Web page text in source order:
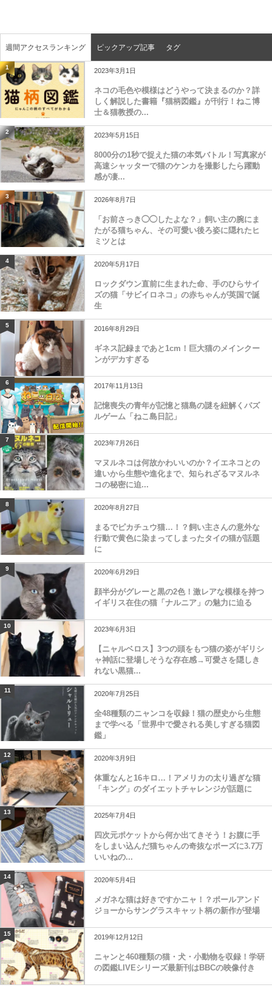
週間アクセスランキング ピックアップ記事 タグ
1 2023年3月1日
ネコの毛色や模様はどうやって決まるのか？詳
しく解説した書籍『猫柄図鑑』が刊行！ねこ博
士＆猫教授の...
2 2023年5月15日
8000分の1秒で捉えた猫の本気バトル！写真家が
高速シャッターで猫のケンカを撮影したら躍動
感が凄...
3 2026年8月7日
「お前さっき◯◯したよな？」飼い主の腕にま
たがる猫ちゃん、その可愛い後ろ姿に隠れたヒ
ミツとは
4 2020年5月17日
ロックダウン直前に生まれた命、手のひらサイ
ズの猫「サビイロネコ」の赤ちゃんが英国で誕
生
5 2016年8月29日
ギネス記録まであと1cm！巨大猫のメインクー
ンがデカすぎる
6 2017年11月13日
記憶喪失の青年が記憶と猫島の謎を紐解くパズ
ルゲーム「ねこ島日記」
7 2023年7月26日
マヌルネコは何故かわいいのか？イエネコとの
違いから生態や進化まで、知られざるマヌルネ
コの秘密に迫...
8 2020年8月27日
まるでピカチュウ猫…！？飼い主さんの意外な
行動で黄色に染まってしまったタイの猫が話題
に
9 2020年6月29日
顔半分がグレーと黒の2色！激レアな模様を持つ
イギリス在住の猫「ナルニア」の魅力に迫る
10 2023年6月3日
【ニャルベロス】3つの頭をもつ猫の姿がギリシ
ャ神話に登場しそうな存在感→可愛さを隠しき
れない黒猫...
11 2020年7月25日
全48種類のニャンコを収録！猫の歴史から生態
まで学べる「世界中で愛される美しすぎる猫図
鑑」
12 2020年3月9日
体重なんと16キロ…！アメリカの太り過ぎな猫
「キング」のダイエットチャレンジが話題に
13 2025年7月4日
四次元ポケットから何か出てきそう！お腹に手
をしまい込んだ猫ちゃんの奇抜なポーズに3.7万
いいねの...
14 2020年5月4日
メガネな猫は好きですかニャ！？ポールアンド
ジョーからサングラスキャット柄の新作が登場
15 2019年12月12日
ニャンと460種類の猫・犬・小動物を収録！学研
の図鑑LIVEシリーズ最新刊はBBCの映像付き